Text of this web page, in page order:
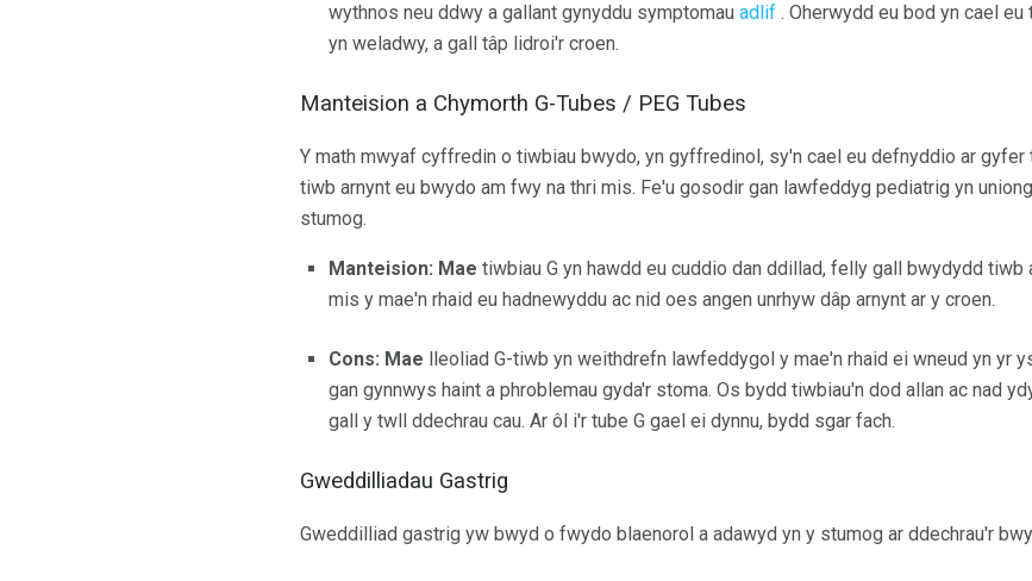
wythnos neu ddwy a gallant gynyddu symptomau adlif . Oherwydd eu bod yn cael
yn weladwy, a gall tâp lidroi'r croen.
Manteision a Chymorth G-Tubes / PEG Tubes
Y math mwyaf cyffredin o tiwbiau bwydo, yn gyffredinol, sy'n cael eu defnyddio ar gyfer
tiwb arnynt eu bwydo am fwy na thri mis. Fe'u gosodir gan lawfeddyg pediatrig yn
stumog.
Manteision: Mae tiwbiau G yn hawdd eu cuddio dan ddillad, felly gall bwydydd tiwb
mis y mae'n rhaid eu hadnewyddu ac nid oes angen unrhyw dâp arnynt ar y croen.
Cons: Mae lleoliad G-tiwb yn weithdrefn lawfeddygol y mae'n rhaid ei wneud yn yr
gan gynnwys haint a phroblemau gyda'r stoma. Os bydd tiwbiau'n dod allan ac nad
gall y twll ddechrau cau. Ar ôl i'r tube G gael ei dynnu, bydd sgar fach.
Gweddilliadau Gastrig
Gweddilliad gastrig yw bwyd o fwydo blaenorol a adawyd yn y stumog ar ddechrau'r